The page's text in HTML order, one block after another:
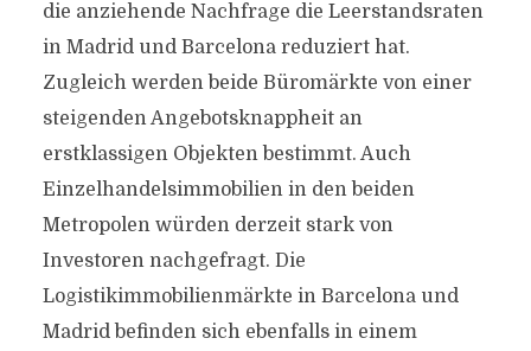
die anziehende Nachfrage die Leerstandsraten
in Madrid und Barcelona reduziert hat.
Zugleich werden beide Büromärkte von einer
steigenden Angebotsknappheit an
erstklassigen Objekten bestimmt. Auch
Einzelhandelsimmobilien in den beiden
Metropolen würden derzeit stark von
Investoren nachgefragt. Die
Logistikimmobilienmärkte in Barcelona und
Madrid befinden sich ebenfalls in einem